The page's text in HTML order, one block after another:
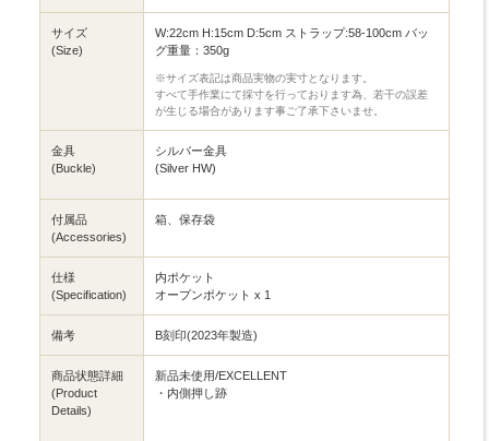
サイズ
(Size)
W:22cm H:15cm D:5cm ストラップ:58-100cm バッ
グ重量：350g
※サイズ表記は商品実物の実寸となります。
すべて手作業にて採寸を行っております為、若干の誤差
が生じる場合があります事ご了承下さいませ。
金具
(Buckle)
シルバー金具
(Silver HW)
付属品
(Accessories)
箱、保存袋
仕様
(Specification)
内ポケット
オープンポケット x 1
備考 B刻印(2023年製造)
商品状態詳細
(Product
Details)
新品未使用/EXCELLENT
・内側押し跡